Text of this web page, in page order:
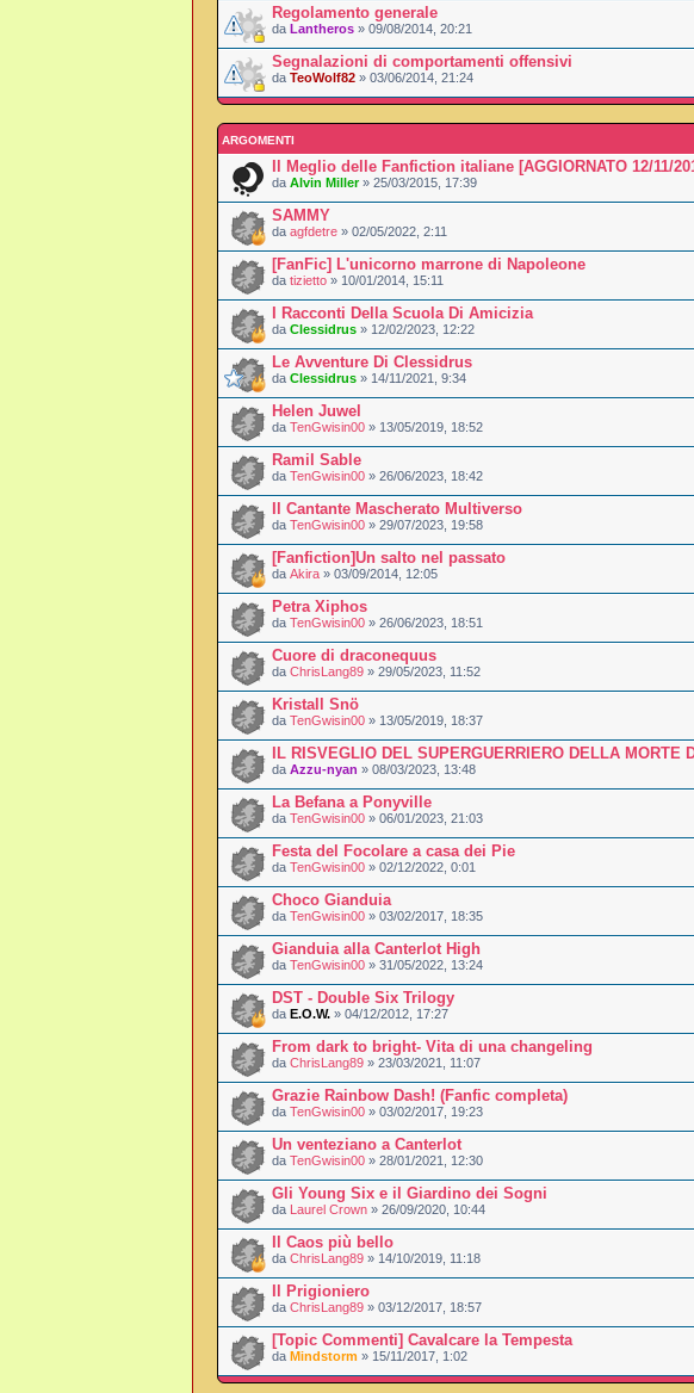
Regolamento generale
da Lantheros » 09/08/2014, 20:21
Segnalazioni di comportamenti offensivi
da TeoWolf82 » 03/06/2014, 21:24
ARGOMENTI
Il Meglio delle Fanfiction italiane [AGGIORNATO 12/11/
da Alvin Miller» 25/03/2015, 17:39
SAMMY
da agfdetre » 02/05/2022, 2:11
[FanFic] L'unicorno marrone di Napoleone
da tizietto » 10/01/2014, 15:11
I Racconti Della Scuola Di Amicizia
da Clessidrus » 12/02/2023, 12:22
Le Avventure Di Clessidrus
da Clessidrus » 14/11/2021, 9:34
Helen Juwel
da TenGwisin00 » 13/05/2019, 18:52
Ramil Sable
da TenGwisin00 » 26/06/2023, 18:42
Il Cantante Mascherato Multiverso
da TenGwisin00 » 29/07/2023, 19:58
[Fanfiction]Un salto nel passato
da Akira » 03/09/2014, 12:05
Petra Xiphos
da TenGwisin00 » 26/06/2023, 18:51
Cuore di draconequus
da ChrisLang89 » 29/05/2023, 11:52
Kristall Snö
da TenGwisin00 » 13/05/2019, 18:37
IL RISVEGLIO DEL SUPERGUERRIERO DELLA MORTE
da Azzu-nyan » 08/03/2023, 13:48
La Befana a Ponyville
da TenGwisin00 » 06/01/2023, 21:03
Festa del Focolare a casa dei Pie
da TenGwisin00 » 02/12/2022, 0:01
Choco Gianduia
da TenGwisin00 » 03/02/2017, 18:35
Gianduia alla Canterlot High
da TenGwisin00 » 31/05/2022, 13:24
DST - Double Six Trilogy
da E.O.W. » 04/12/2012, 17:27
From dark to bright- Vita di una changeling
da ChrisLang89 » 23/03/2021, 11:07
Grazie Rainbow Dash! (Fanfic completa)
da TenGwisin00 » 03/02/2017, 19:23
Un venteziano a Canterlot
da TenGwisin00 » 28/01/2021, 12:30
Gli Young Six e il Giardino dei Sogni
da Laurel Crown » 26/09/2020, 10:44
Il Caos più bello
da ChrisLang89 » 14/10/2019, 11:18
Il Prigioniero
da ChrisLang89 » 03/12/2017, 18:57
[Topic Commenti] Cavalcare la Tempesta
da Mindstorm » 15/11/2017, 1:02